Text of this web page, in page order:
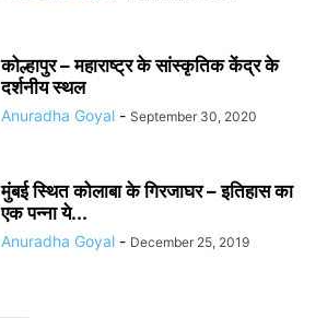
कोल्हापुर – महाराष्ट्र के सांस्कृतिक केंद्र के
दर्शनीय स्थल
Anuradha Goyal - September 30, 2020
मुंबई स्थित कोलाबा के गिरजाघर – इतिहास का
एक पन्ना ये...
Anuradha Goyal - December 25, 2019